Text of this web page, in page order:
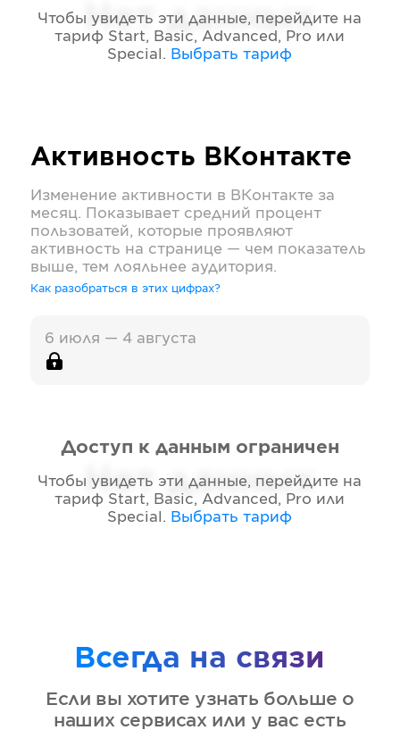
Нет данных
Чтобы увидеть эти данные, перейдите на
тариф Start, Basic, Advanced, Pro или
Special . Выбрать тариф
Активность ВКонтакте
Изменение активности в ВКонтакте за
месяц. Показывает средний процент
пользоватей, которые проявляют
активность на странице — чем показатель
выше, тем лояльнее аудитория.
Как разобраться в этих цифрах?
6 июля — 4 августа
Нет данных
Доступ к данным ограничен
Чтобы увидеть эти данные, перейдите на
тариф Start, Basic, Advanced, Pro или
Special . Выбрать тариф
Всегда на связи
Если вы хотите узнать больше о
наших сервисах или у вас есть